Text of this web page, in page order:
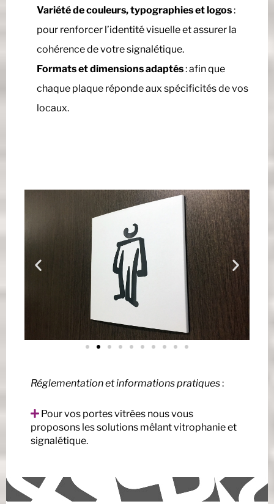
Variété de couleurs, typographies et logos:
pour renforcer l’identité visuelle et assurer la
cohérence de votre signalétique.
Formats et dimensions adaptés: afin que
chaque plaque réponde aux spécificités de vos
locaux.
Réglementation et informations pratiques:
Pour vos portes vitrées nous vous
proposons les solutions mêlant vitrophanie et
signalétique.